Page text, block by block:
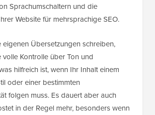
Sprachumschaltern und die
Website für mehrsprachige SEO.
eigenen Übersetzungen schreiben,
volle Kontrolle über Ton und
hilfreich ist, wenn Ihr Inhalt einem
oder einer bestimmten
folgen muss. Es dauert aber auch
in der Regel mehr, besonders wenn